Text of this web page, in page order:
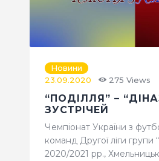
Новини
23.09.2020
275 Views
“ПОДІЛЛЯ” –
ЗУСТРІЧЕЙ
Чемпіонат України з
команд Другої ліги групи
2020/2021 рр.,